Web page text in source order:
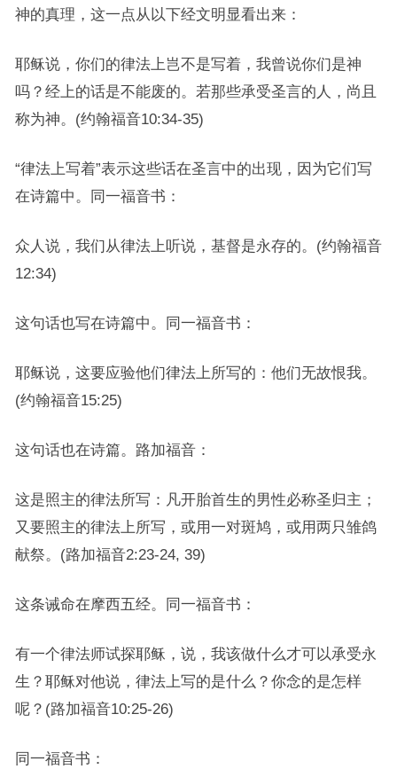
神的真理，这一点从以下经文明显看出来：
耶稣说，你们的律法上岂不是写着，我曾说你们是神
吗？经上的话是不能废的。若那些承受圣言的人，尚且
称为神。(约翰福音10:34-35)
“律法上写着”表示这些话在圣言中的出现，因为它们写
在诗篇中。同一福音书：
众人说，我们从律法上听说，基督是永存的。(约翰福音
12:34)
这句话也写在诗篇中。同一福音书：
耶稣说，这要应验他们律法上所写的：他们无故恨我。
(约翰福音15:25)
这句话也在诗篇。路加福音：
这是照主的律法所写：凡开胎首生的男性必称圣归主；
又要照主的律法上所写，或用一对斑鸠，或用两只雏鸽
献祭。(路加福音2:23-24, 39)
这条诫命在摩西五经。同一福音书：
有一个律法师试探耶稣，说，我该做什么才可以承受永
生？耶稣对他说，律法上写的是什么？你念的是怎样
呢？(路加福音10:25-26)
同一福音书：